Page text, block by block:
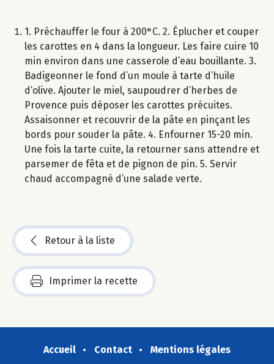
1. Préchauffer le four à 200°C. 2. Éplucher et couper
les carottes en 4 dans la longueur. Les faire cuire 10
min environ dans une casserole d’eau bouillante. 3.
Badigeonner le fond d’un moule à tarte d’huile
d’olive. Ajouter le miel, saupoudrer d’herbes de
Provence puis déposer les carottes précuites.
Assaisonner et recouvrir de la pâte en pinçant les
bords pour souder la pâte. 4. Enfourner 15-20 min.
Une fois la tarte cuite, la retourner sans attendre et
parsemer de fêta et de pignon de pin. 5. Servir
chaud accompagné d’une salade verte.
Retour à la liste
Imprimer la recette
Accueil Contact
Mentions légales